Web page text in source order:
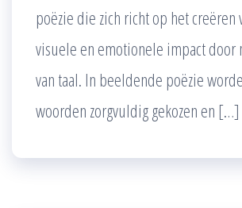
poëzie die zich richt op het creëren
visuele en emotionele impact door
van taal. In beeldende poëzie
woorden zorgvuldig gekozen en […]